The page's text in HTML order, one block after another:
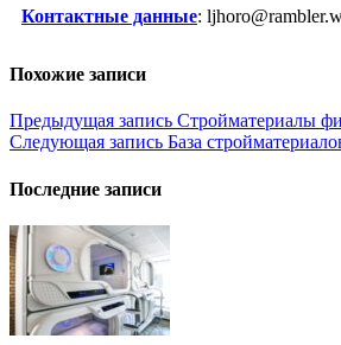
Контактные данные:
Похожие записи
Навигация
по
записям
Предыдущая запись Стройматериалы
Следующая запись База
Последние записи